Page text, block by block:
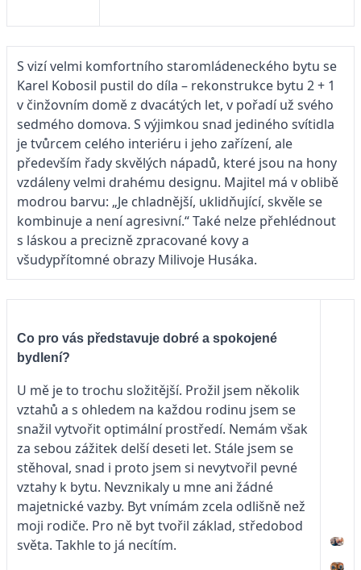
S vizí velmi komfortního staromládeneckého bytu se
Karel Kobosil pustil do díla – rekonstrukce bytu 2 + 1
v činžovním domě z dvacátých let, v pořadí už svého
sedmého domova. S výjimkou snad jediného svítidla
je tvůrcem celého interiéru i jeho zařízení, ale
především řady skvělých nápadů, které jsou na hony
vzdáleny velmi drahému designu. Majitel má v oblibě
modrou barvu: „Je chladnější, uklidňující, skvěle se
kombinuje a není agresivní.“ Také nelze přehlédnout
s láskou a precizně zpracované kovy a
všudypřítomné obrazy Milivoje Husáka.
Co pro vás představuje dobré a spokojené
bydlení?
U mě je to trochu složitější. Prožil jsem několik
vztahů a s ohledem na každou rodinu jsem se
snažil vytvořit optimální prostředí. Nemám však
za sebou zážitek delší deseti let. Stále jsem se
stěhoval, snad i proto jsem si nevytvořil pevné
vztahy k bytu. Nevznikaly u mne ani žádné
majetnické vazby. Byt vnímám zcela odlišně než
moji rodiče. Pro ně byt tvořil základ, středobod
světa. Takhle to já necítím.